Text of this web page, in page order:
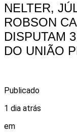
NELTER,
ROBSON
DISPUTAM
DO UNIÃO
Publicado
1 dia atrás
em